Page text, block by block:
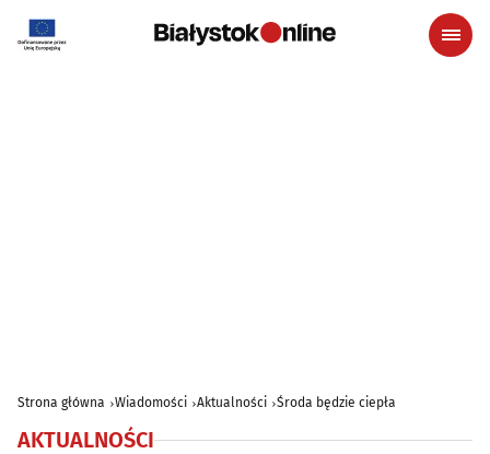
Strona główna Wiadomości Aktualności Środa będzie ciepła
AKTUALNOŚCI